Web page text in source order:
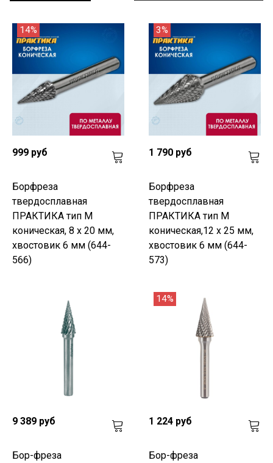
14%
999 руб
Борфреза
твердосплавная
ПРАКТИКА тип M
коническая, 8 х 20 мм,
хвостовик 6 мм (644-
566)
3%
1 790 руб
Борфреза
твердосплавная
ПРАКТИКА тип M
коническая,12 х 25 мм,
хвостовик 6 мм (644-
573)
9 389 руб
Бор-фреза
14%
1 224 руб
Бор-фреза